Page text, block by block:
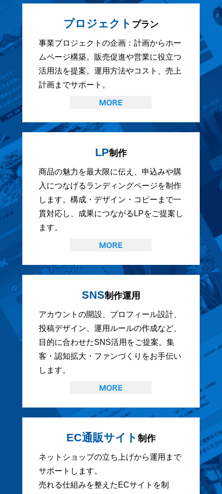
プロジェクト プラン
事業プロジェクトの企画：計画からホー
ムページ構築。販売促進や営業に役立つ
活用法を提案。運用方法やコスト、売上
計画までサポート。
LP制作
商品の魅力を最大限に伝え、申込みや購
入につなげるランディングページを制作
します。構成・デザイン・コピーまで一
貫対応し、成果につながるLPをご提案し
ます。
SNS制作運用
アカウントの開設、プロフィール設計、
投稿デザイン、運用ルールの作成など、
目的に合わせたSNS活用をご提案。集
客・認知拡大・ファンづくりをお手伝い
します。
EC通販サイト 制作
ネットショップの立ち上げから運用まで
サポートします。
売れる仕組みを整えたECサイトを制